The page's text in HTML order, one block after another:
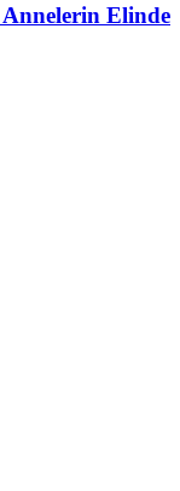
Elinde